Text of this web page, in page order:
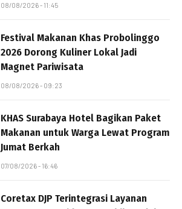
08/08/2026 - 11:45
Festival Makanan Khas Probolinggo
2026 Dorong Kuliner Lokal Jadi
Magnet Pariwisata
08/08/2026 - 09:23
KHAS Surabaya Hotel Bagikan Paket
Makanan untuk Warga Lewat Program
Jumat Berkah
07/08/2026 - 16:46
Coretax DJP Terintegrasi Layanan